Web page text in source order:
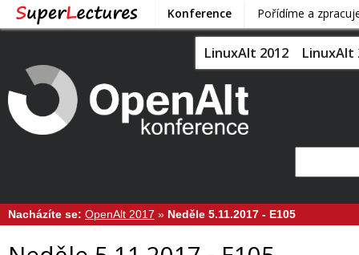
Konference Pořídíme a
LinuxAlt 2012 LinuxAlt
Nacházíte se: OpenAlt 2017 » Neděle 5.11.2017 - E105